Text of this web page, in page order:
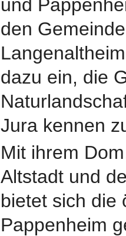
und
den
dazu ein, die
Jura kennen
Mit ihrem
Altstadt und
bietet sich die
Pappenheim